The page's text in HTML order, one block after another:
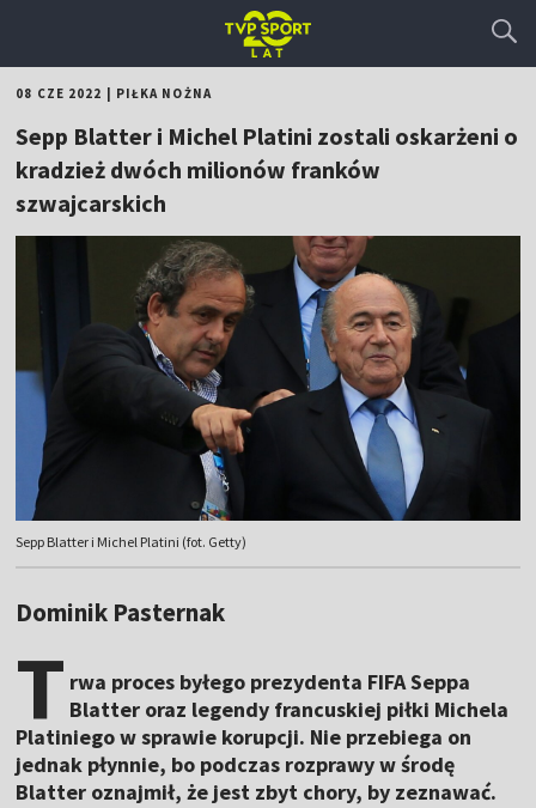
08 CZE 2022 PIŁKA NOŻNA
Sepp Blatter i Michel Platini zostali oskarżeni o
kradzież dwóch milionów franków
szwajcarskich
Sepp Blatter i Michel Platini (fot. Getty)
Dominik Pasternak
T rwa proces byłego prezydenta FIFA Seppa
Blatter oraz legendy francuskiej piłki Michela
Platiniego w sprawie korupcji. Nie przebiega on
jednak płynnie, bo podczas rozprawy w środę
Blatter oznajmił, że jest zbyt chory, by zeznawać.